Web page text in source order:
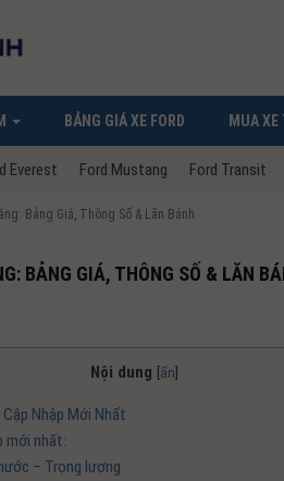
BẢNG GIÁ XE FORD MUA XE
Everest Ford Mustang Ford Transit
Bảng Giá, Thông Số & Lăn Bánh
BẢNG GIÁ, THÔNG SỐ & LĂN
Nội dung [ẩn]
Cập Nhập Mới Nhất
mới nhất:
– Trọng lượng